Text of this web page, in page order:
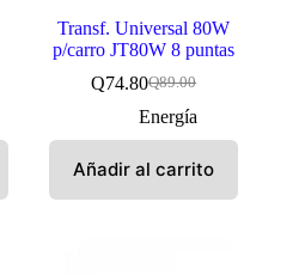
Transf. Universal 80W
p/carro JT80W 8 puntas
Q89.00
El
precio
Q89.00.
Q74.80El
precio
Q74.80.
Energía
Añadir al carrito